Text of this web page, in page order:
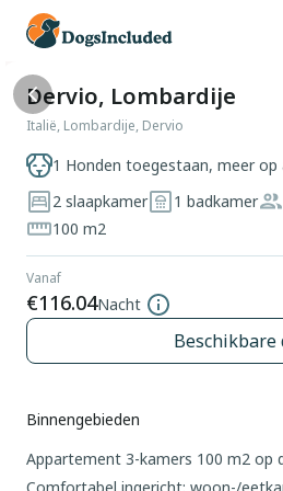
Dervio, Lombardije
Italië, Lombardije, Dervio
1 Honden toegestaan, meer op
2 slaapkamer
1 badkamer
100 m2
Vanaf
€116.04Nacht
Beschikbare
Binnengebieden
Appartement 3-kamers 100 m2 op